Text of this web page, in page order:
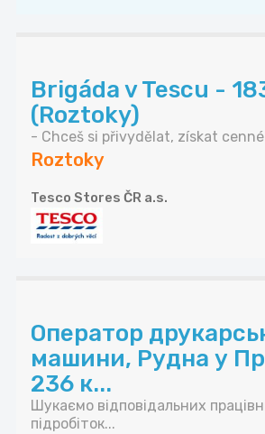
Brigáda v Tescu -
(Roztoky)
- Chceš si přivydělat, získat
Roztoky
Tesco Stores ČR a.s.
Оператор
машини, Рудна у
236 к...
Шукаємо відповідальних
підробіток...